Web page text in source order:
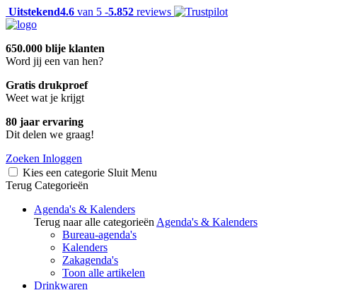
Uitstekend4.6 van 5 -5.852 reviews
650.000 blije klanten
Word jij een van hen?
Gratis drukproef
Weet wat je krijgt
80 jaar ervaring
Dit delen we graag!
Zoeken Inloggen
Kies een categorie Sluit Menu
Terug Categorieën
Agenda's & Kalenders
Terug naar alle categorieën Agenda's & Kalenders
Bureau-agenda's
Kalenders
Zakagenda's
Toon alle artikelen
Drinkwaren